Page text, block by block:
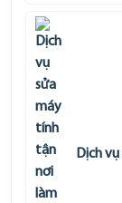
Dịch